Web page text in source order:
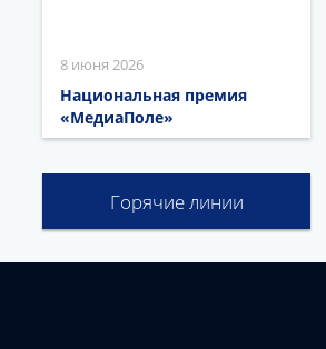
8 июня 2026
Национальная премия
«МедиаПоле»
Горячие линии